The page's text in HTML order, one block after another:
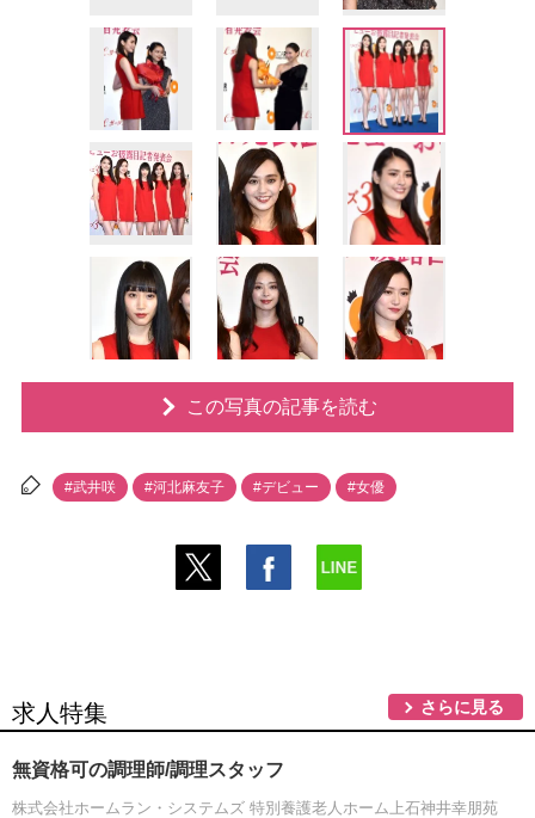
この写真の記事を読む
#武井咲 #河北麻友子 #デビュー #女優
求人特集 さらに見る
無資格可の調理師/調理スタッフ
株式会社ホームラン・システムズ 特別養護老人ホーム上石神井幸朋苑